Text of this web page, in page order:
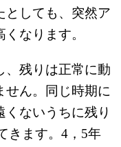
としても、突然ア
なります。
、残りは正常に動
ん。
同じ時期に
くないうちに残り
ます。 4，5年